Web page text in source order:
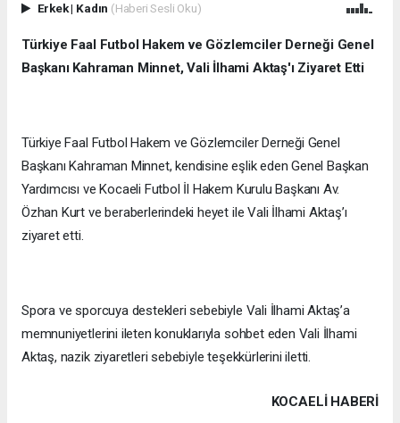
Erkek| Kadın (Haberi Sesli Oku)
Türkiye Faal Futbol Hakem ve Gözlemciler Derneği Genel
Başkanı Kahraman Minnet, Vali İlhami Aktaş'ı Ziyaret Etti
Türkiye Faal Futbol Hakem ve Gözlemciler Derneği Genel
Başkanı Kahraman Minnet, kendisine eşlik eden Genel Başkan
Yardımcısı ve Kocaeli Futbol İl Hakem Kurulu Başkanı Av.
Özhan Kurt ve beraberlerindeki heyet ile Vali İlhami Aktaş’ı
ziyaret etti.
Spora ve sporcuya destekleri sebebiyle Vali İlhami Aktaş’a
memnuniyetlerini ileten konuklarıyla sohbet eden Vali İlhami
Aktaş, nazik ziyaretleri sebebiyle teşekkürlerini iletti.
KOCAELI HABERİ